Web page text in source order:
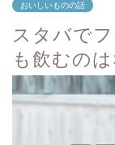
おいしいものの話
スタバで
も飲むの